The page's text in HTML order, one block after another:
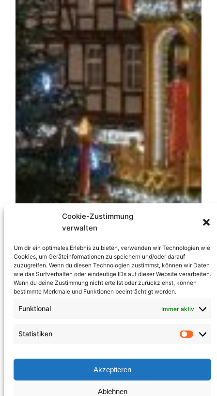
Cookie-Zustimmung
verwalten
Um dir ein optimales Erlebnis zu bieten, verwenden wir Technologien wie
Cookies, um Geräteinformationen zu speichern und/oder darauf
zuzugreifen. Wenn du diesen Technologien zustimmst, können wir Daten
wie das Surfverhalten oder eindeutige IDs auf dieser Website verarbeiten.
Wenn du deine Zustimmung nicht erteilst oder zurückziehst, können
bestimmte Merkmale und Funktionen beeinträchtigt werden.
Funktional Immer aktiv
Statistiken
Akzeptieren
Ablehnen